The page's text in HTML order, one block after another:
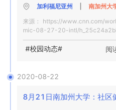
强烈建议南加州大学附近的学
伴侣住在一起的学生，应每周
试。USC住房清单上的所有
件，以达到此目的。我们的联
洛杉矶正处于公共卫生的关键
学生住院，但我们所有人都需
能面临严重疾病风险更高的
率为2.7％，这是很高的。她
进行的。
在周一给学生的备忘录中，
着秋季学期的第一周结束，
测试呈阳性-29名通过症状和
加利福尼亚州
南加州大
来源： https://www.cnn.com/
mic-08-27-20-intl/
#校园动态# 阅
2020-08-22
8月21日南加州大学：社区